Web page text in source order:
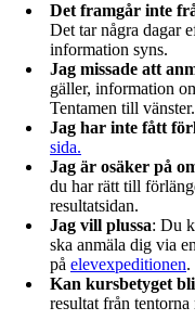
Det framgår inte
Det tar några dagar
information syns.
Jag missade att
gäller, information
Tentamen till vänster.
Jag har inte fått
sida.
Jag är osäker på
du har rätt till
resultatsidan.
Jag vill plussa: Du
ska anmäla dig via
på elevexpeditionen.
Kan kursbetyget
resultat från tentorna